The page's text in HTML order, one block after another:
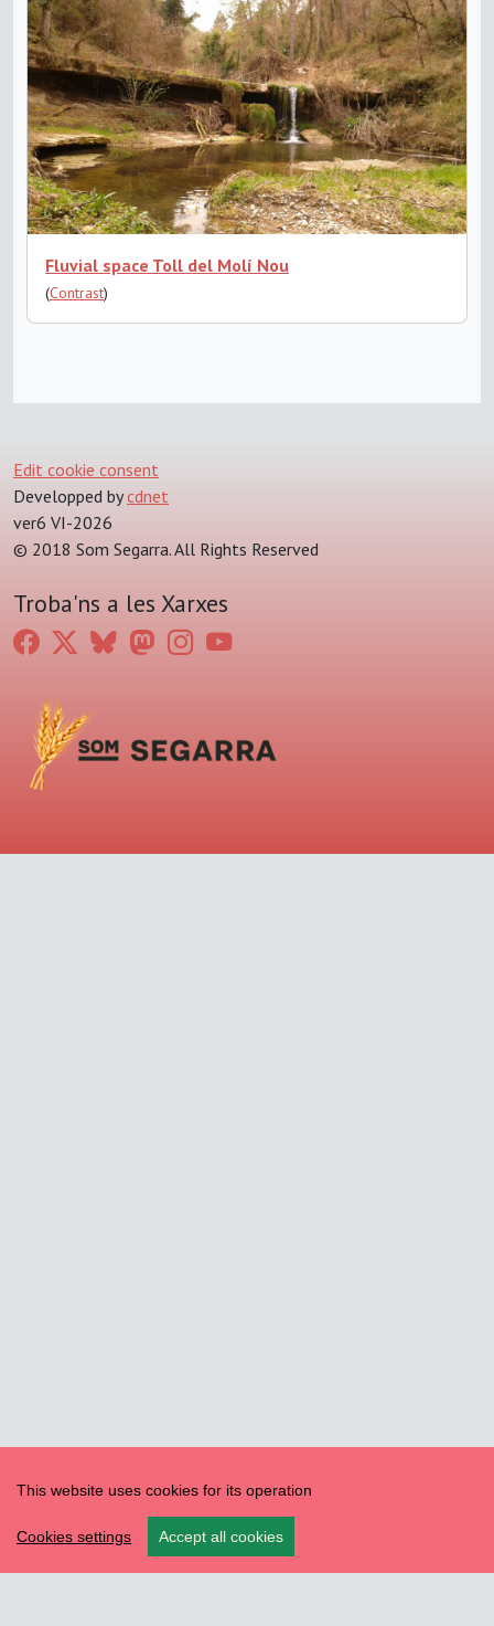
This website uses cookies for its operation
Cookies settings Accept all cookies
Fluvial space Toll del Molí Nou
(Contrast)
Edit cookie consent
Developped bycdnet
ver6 VI-2026
© 2018 Som Segarra. All Rights Reserved
Troba'ns a les Xarxes